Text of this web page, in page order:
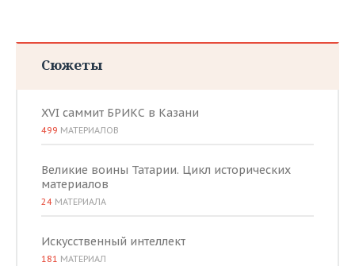
Сюжеты
XVI саммит БРИКС в Казани
499 МАТЕРИАЛОВ
Великие воины Татарии. Цикл исторических
материалов
24 МАТЕРИАЛА
Искусственный интеллект
181 МАТЕРИАЛ